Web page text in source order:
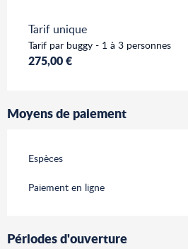
Tarifs 2026
Tarif unique
Tarif par buggy - 1 à 3 personnes
275,00 €
Moyens de paiement
Espèces
Paiement en ligne
Périodes d'ouverture